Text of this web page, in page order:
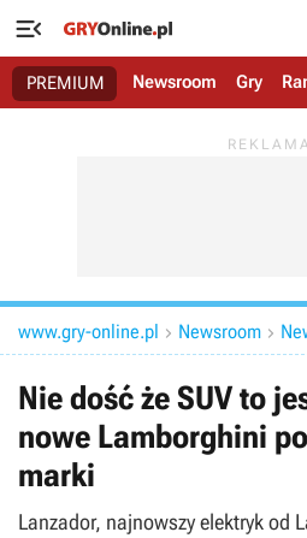

PREMIUM Newsroom Gry
www.gry-online.pl  Newsroom 
Nie dość że SUV to
nowe Lamborghini
marki
Lanzador, najnowszy elektryk od